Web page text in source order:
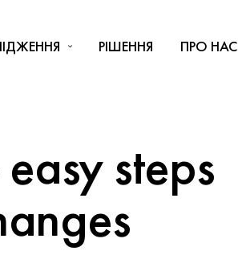
РІШЕННЯ ПРО НАС
steps